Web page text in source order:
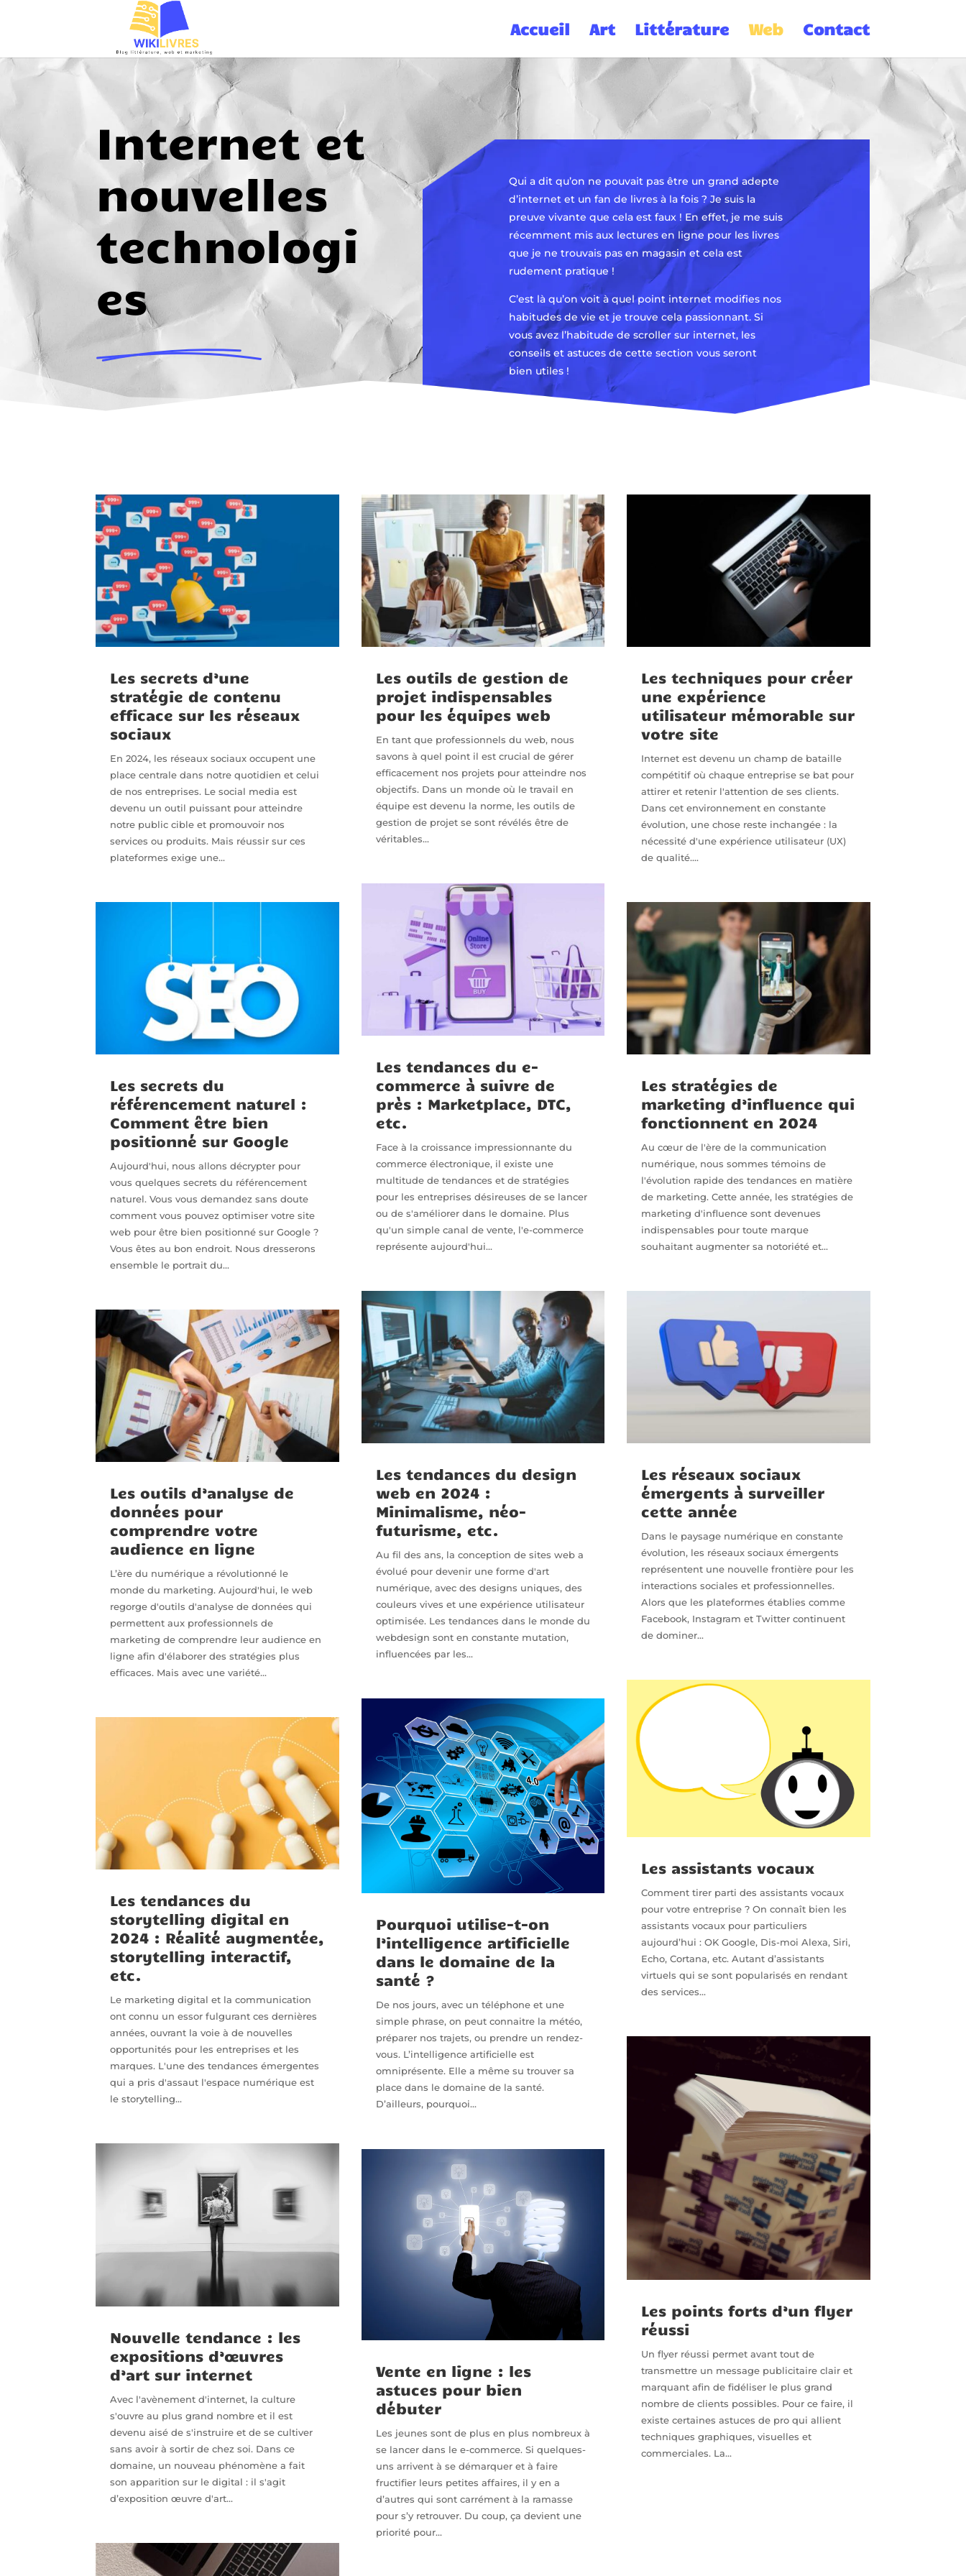
Accueil Art Littérature Web Contact
Internet et
nouvelles
technologi
es
Qui a dit qu’on ne pouvait pas être un grand adepte
d’internet et un fan de livres à la fois ? Je suis la
preuve vivante que cela est faux ! En effet, je me suis
récemment mis aux lectures en ligne pour les livres
que je ne trouvais pas en magasin et cela est
rudement pratique !
C’est là qu’on voit à quel point internet modifies nos
habitudes de vie et je trouve cela passionnant. Si
vous avez l’habitude de scroller sur internet, les
conseils et astuces de cette section vous seront
bien utiles !
Les secrets d’une
stratégie de contenu
efficace sur les réseaux
sociaux
En 2024, les réseaux sociaux occupent une
place centrale dans notre quotidien et celui
de nos entreprises. Le social media est
devenu un outil puissant pour atteindre
notre public cible et promouvoir nos
services ou produits. Mais réussir sur ces
plateformes exige une...
Les secrets du
référencement naturel :
Comment être bien
positionné sur Google
Aujourd'hui, nous allons décrypter pour
vous quelques secrets du référencement
naturel. Vous vous demandez sans doute
comment vous pouvez optimiser votre site
web pour être bien positionné sur Google ?
Vous êtes au bon endroit. Nous dresserons
ensemble le portrait du...
Les outils d’analyse de
données pour
comprendre votre
audience en ligne
L’ère du numérique a révolutionné le
monde du marketing. Aujourd'hui, le web
regorge d'outils d'analyse de données qui
permettent aux professionnels de
marketing de comprendre leur audience en
ligne afin d'élaborer des stratégies plus
efficaces. Mais avec une variété...
Les tendances du
storytelling digital en
2024 : Réalité augmentée,
storytelling interactif,
etc.
Le marketing digital et la communication
ont connu un essor fulgurant ces dernières
années, ouvrant la voie à de nouvelles
opportunités pour les entreprises et les
marques. L'une des tendances émergentes
qui a pris d'assaut l'espace numérique est
le storytelling...
Nouvelle tendance : les
expositions d’œuvres
d’art sur internet
Avec l'avènement d'internet, la culture
s'ouvre au plus grand nombre et il est
devenu aisé de s'instruire et de se cultiver
sans avoir à sortir de chez soi. Dans ce
domaine, un nouveau phénomène a fait
son apparition sur le digital : il s'agit
d’exposition œuvre d'art...
Les outils de gestion de
projet indispensables
pour les équipes web
En tant que professionnels du web, nous
savons à quel point il est crucial de gérer
efficacement nos projets pour atteindre nos
objectifs. Dans un monde où le travail en
équipe est devenu la norme, les outils de
gestion de projet se sont révélés être de
véritables...
Les tendances du e-
commerce à suivre de
près : Marketplace, DTC,
etc.
Face à la croissance impressionnante du
commerce électronique, il existe une
multitude de tendances et de stratégies
pour les entreprises désireuses de se lancer
ou de s'améliorer dans le domaine. Plus
qu'un simple canal de vente, l'e-commerce
représente aujourd'hui...
Les tendances du design
web en 2024 :
Minimalisme, néo-
futurisme, etc.
Au fil des ans, la conception de sites web a
évolué pour devenir une forme d'art
numérique, avec des designs uniques, des
couleurs vives et une expérience utilisateur
optimisée. Les tendances dans le monde du
webdesign sont en constante mutation,
influencées par les...
Pourquoi utilise-t-on
l’intelligence artificielle
dans le domaine de la
santé ?
De nos jours, avec un téléphone et une
simple phrase, on peut connaitre la météo,
préparer nos trajets, ou prendre un rendez-
vous. L’intelligence artificielle est
omniprésente. Elle a même su trouver sa
place dans le domaine de la santé.
D’ailleurs, pourquoi...
Vente en ligne : les
astuces pour bien
débuter
Les jeunes sont de plus en plus nombreux à
se lancer dans le e-commerce. Si quelques-
uns arrivent à se démarquer et à faire
fructifier leurs petites affaires, il y en a
d’autres qui sont carrément à la ramasse
pour s’y retrouver. Du coup, ça devient une
priorité pour...
Les techniques pour créer
une expérience
utilisateur mémorable sur
votre site
Internet est devenu un champ de bataille
compétitif où chaque entreprise se bat pour
attirer et retenir l'attention de ses clients.
Dans cet environnement en constante
évolution, une chose reste inchangée : la
nécessité d'une expérience utilisateur (UX)
de qualité....
Les stratégies de
marketing d’influence qui
fonctionnent en 2024
Au cœur de l'ère de la communication
numérique, nous sommes témoins de
l'évolution rapide des tendances en matière
de marketing. Cette année, les stratégies de
marketing d'influence sont devenues
indispensables pour toute marque
souhaitant augmenter sa notoriété et...
Les réseaux sociaux
émergents à surveiller
cette année
Dans le paysage numérique en constante
évolution, les réseaux sociaux émergents
représentent une nouvelle frontière pour les
interactions sociales et professionnelles.
Alors que les plateformes établies comme
Facebook, Instagram et Twitter continuent
de dominer...
Les assistants vocaux
Comment tirer parti des assistants vocaux
pour votre entreprise ? On connaît bien les
assistants vocaux pour particuliers
aujourd’hui : OK Google, Dis-moi Alexa, Siri,
Echo, Cortana, etc. Autant d’assistants
virtuels qui se sont popularisés en rendant
des services...
Les points forts d’un flyer
réussi
Un flyer réussi permet avant tout de
transmettre un message publicitaire clair et
marquant afin de fidéliser le plus grand
nombre de clients possibles. Pour ce faire, il
existe certaines astuces de pro qui allient
techniques graphiques, visuelles et
commerciales. La...